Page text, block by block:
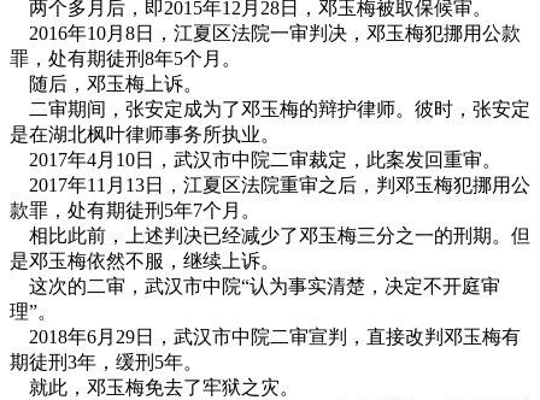
两个多月后，即2015年12月28日，邓玉梅被取保候审。
2016年10月8日，江夏区法院一审判决，邓玉梅犯挪用公款
罪，处有期徒刑8年5个月。
随后，邓玉梅上诉。
二审期间，张安定成为了邓玉梅的辩护律师。彼时，张安定
是在湖北枫叶律师事务所执业。
2017年4月10日，武汉市中院二审裁定，此案发回重审。
2017年11月13日，江夏区法院重审之后，判邓玉梅犯挪用公
款罪，处有期徒刑5年7个月。
相比此前，上述判决已经减少了邓玉梅三分之一的刑期。但
是邓玉梅依然不服，继续上诉。
这次的二审，武汉市中院“认为事实清楚，决定不开庭审
理”。
2018年6月29日，武汉市中院二审宣判，直接改判邓玉梅有
期徒刑3年，缓刑5年。
就此，邓玉梅免去了牢狱之灾。